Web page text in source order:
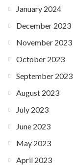
January 2024
December 2023
November 2023
October 2023
September 2023
August 2023
July 2023
June 2023
May 2023
April 2023